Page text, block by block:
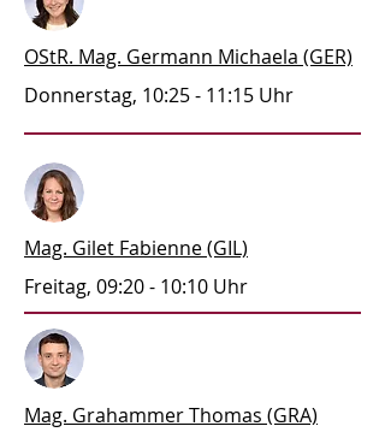
OStR. Mag. Germann Michaela (GER)
Donnerstag, 10:25 - 11:15 Uhr
Mag. Gilet Fabienne (GIL)
Freitag, 09:20 - 10:10 Uhr
Mag. Grahammer Thomas (GRA)